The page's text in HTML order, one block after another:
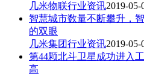
几米物联行业资讯2019-05-
智慧城市数量不断攀升，
的双眼
几米集团行业资讯2019-05-
第44颗北斗卫星成功进入
高